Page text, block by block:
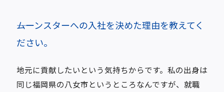
――ムーンスターへの入社を決めた理由を教えてく
ださい。
地元に貢献したいという気持ちからです。私の出身は
同じ福岡県の八女市というところなんですが、就職